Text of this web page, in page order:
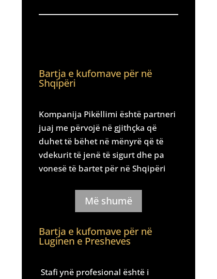
Bartja e kufomave për në
Shqipëri
Kompanija Pikëllimi është partneri
juaj me përvojë në gjithçka që
duhet të bëhet në mënyrë që të
vdekurit të jenë të sigurt dhe pa
vonesë të bartet për në Shqipëri
Më shumë
Bartja e kufomave për në
Luginen e Presheves
Stafi ynë profesional është i